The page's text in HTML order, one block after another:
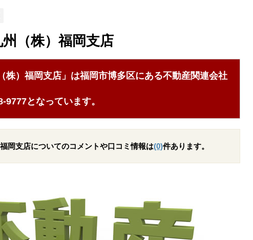
（株）福岡支店
株）福岡支店」は福岡市博多区にある不動産関連会社
9777となっています。
岡支店についてのコメントや口コミ情報は(0)件あります。